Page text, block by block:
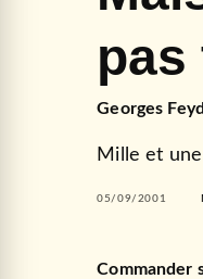
pas
Georges
Mille et
05/09/2001
Commander